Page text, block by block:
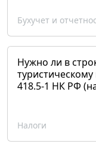
Бухучет и
Нужно ли в
418.5-1 НК РФ
Налоги